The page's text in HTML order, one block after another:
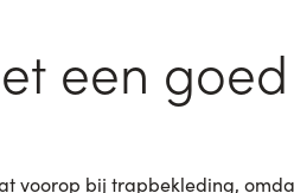
een goed
voorop bij trapbekleding,